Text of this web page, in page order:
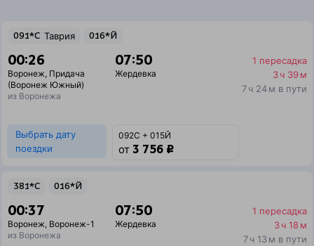
091*С Таврия 016*Й
00:26
Воронеж, Придача
(Воронеж Южный)
из Воронежа
07:50
Жердевка
1 пересадка
3 ч 39 м
7 ч 24 м в пути
Выбрать дату
поездки
092С + 015Й
от 3 756 ₽
381*С 016*Й
00:37
Воронеж, Воронеж-1
из Воронежа
07:50
Жердевка
1 пересадка
3 ч 18 м
7 ч 13 м в пути